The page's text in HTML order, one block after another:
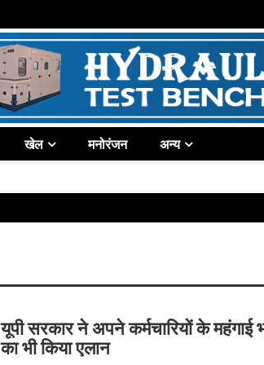
खेल मनोरंजन अन्य
यूपी सरकार ने अपने कर्मचारियों के महंगाई
का भी किया एलान